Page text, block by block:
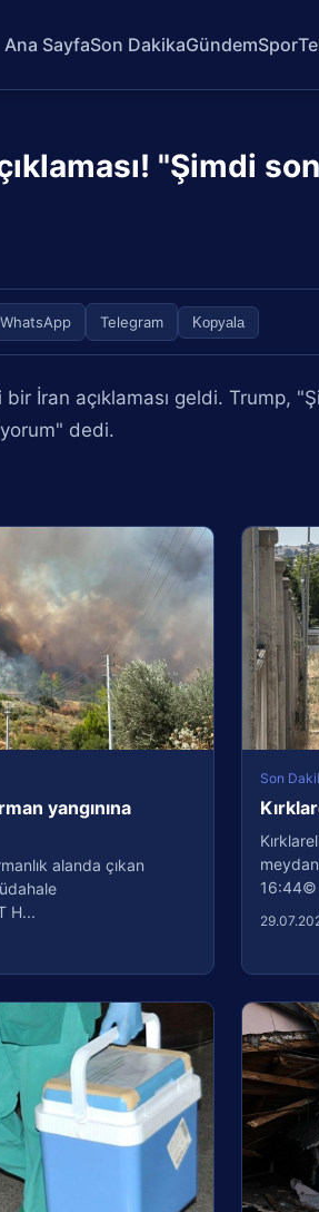
Ana SayfaSon DakikaGündemSpor
"Şimdi
WhatsApp Telegram Kopyala
İran açıklaması geldi. Trump,
dedi.
yangınına
alanda çıkan
H...
Son
16:44©